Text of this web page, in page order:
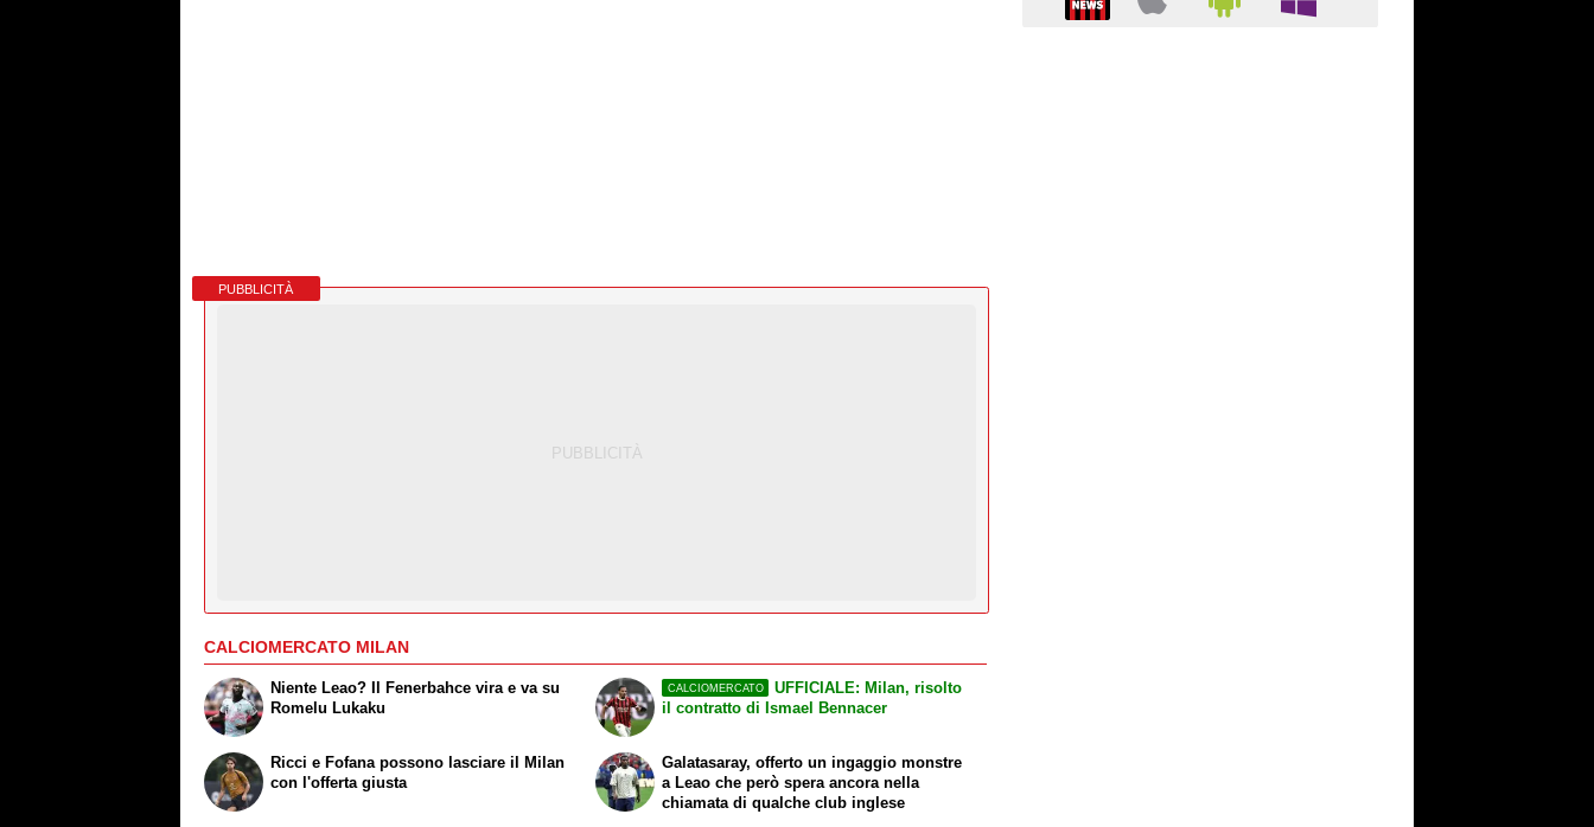
PUBBLICITÀ
CALCIOMERCATO MILAN
Niente Leao? Il Fenerbahce vira e va su
Romelu Lukaku
Ricci e Fofana possono lasciare il Milan
con l'offerta giusta
CALCIOMERCATO
UFFICIALE: Milan, risolto
il contratto di Ismael Bennacer
Galatasaray, offerto un ingaggio monstre
a Leao che però spera ancora nella
chiamata di qualche club inglese